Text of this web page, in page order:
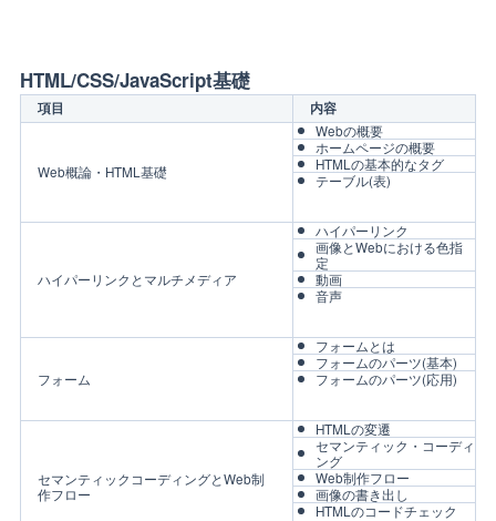
HTML/CSS/JavaScript基礎
項目 内容
Web概論・HTML基礎
Webの概要
ホームページの概要
HTMLの基本的なタグ
テーブル(表)
ハイパーリンクとマルチメディア
ハイパーリンク
画像とWebにおける色指
定
動画
音声
フォーム
フォームとは
フォームのパーツ(基本)
フォームのパーツ(応用)
セマンティックコーディングとWeb制
作フロー
HTMLの変遷
セマンティック・コーディ
ング
Web制作フロー
画像の書き出し
HTMLのコードチェック